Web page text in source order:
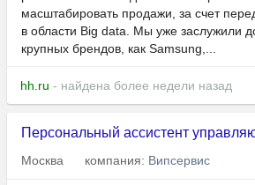
масштабировать продажи, за счет
в области Big data. Мы уже заслужили
крупных брендов, как Samsung,...
hh.ru - найдена более недели назад
Персональный ассистент
Москва компания: Випсервис